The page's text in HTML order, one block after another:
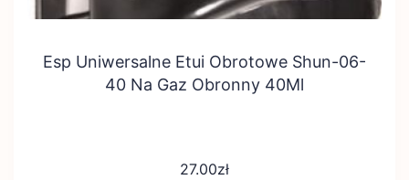
Esp Uniwersalne Etui Obrotowe Shun-06-
40 Na Gaz Obronny 40Ml
27.00zł